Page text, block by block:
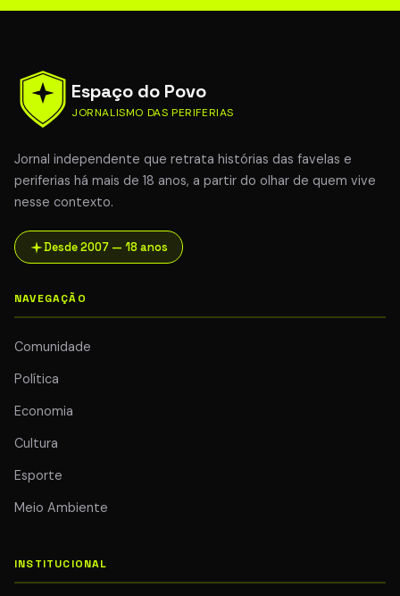
Espaço do Povo
JORNALISMO DAS PERIFERIAS
Jornal independente que retrata histórias das favelas e
periferias há mais de 18 anos, a partir do olhar de quem vive
nesse contexto.
Desde 2007 — 18 anos
NAVEGAÇÃO
Comunidade
Política
Economia
Cultura
Esporte
Meio Ambiente
INSTITUCIONAL